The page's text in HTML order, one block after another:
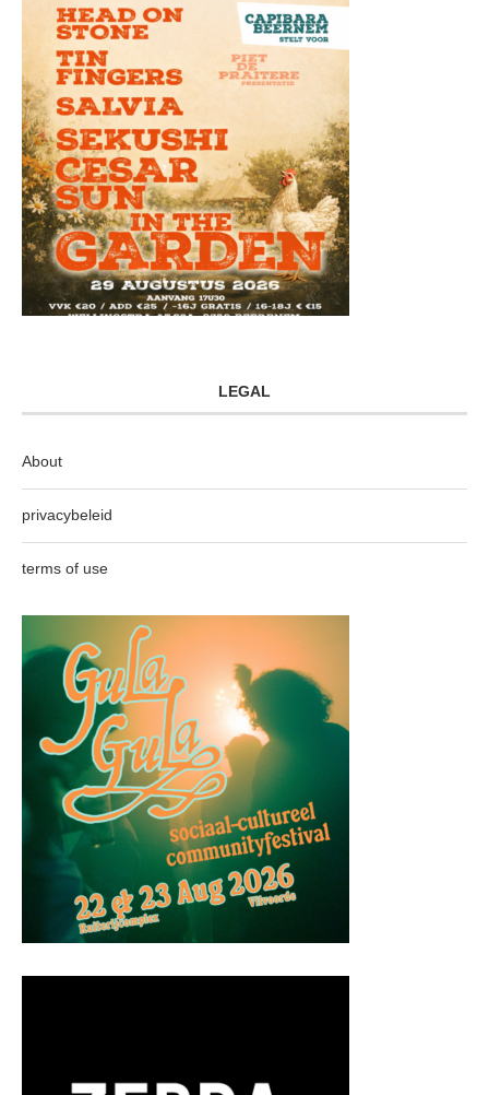
LEGAL
About
privacybeleid
terms of use